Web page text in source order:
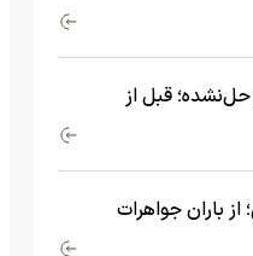
قبل از
وجود داشت؟
باران جواهرات